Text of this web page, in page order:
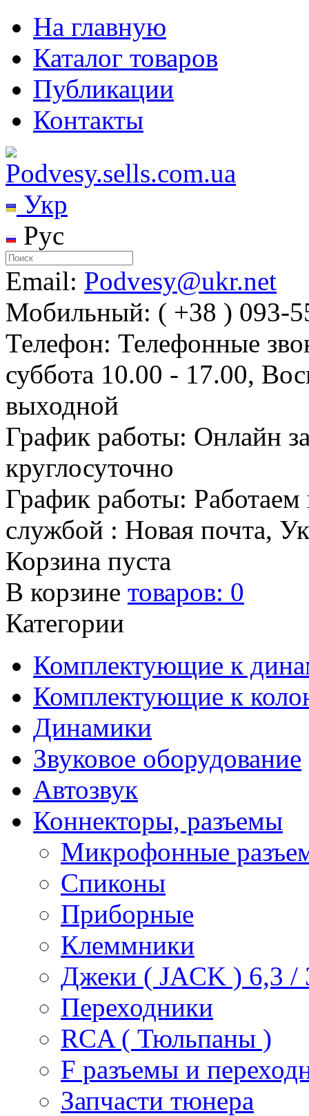
На главную
Каталог товаров
Публикации
Контакты
Укр
Рус
Email: Podvesy@ukr.net
Мобильный: ( +38 ) 093-
Телефон: Телефонные
суббота 10.00 - 17.00,
выходной
График работы: Онлайн
круглосуточно
График работы: Работаем
службой : Новая почта,
Корзина пуста
В корзине товаров: 0
Категории
Комплектующие к
Комплектующие к
Динамики
Звуковое оборудование
Автозвук
Коннекторы, разъемы
Микрофонные
Спиконы
Приборные
Клеммники
Джеки ( JACK ) 6,3 /
Переходники
RCA ( Тюльпаны )
F разъемы и
Запчасти тюнера